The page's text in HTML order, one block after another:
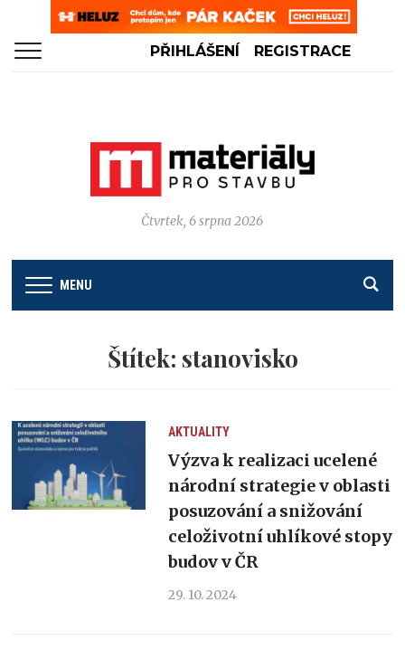
PŘIHLÁŠENÍ REGISTRACE
Čtvrtek, 6 srpna 2026
MENU
Štítek: stanovisko
AKTUALITY
Výzva k realizaci ucelené
národní strategie v oblasti
posuzování a snižování
celoživotní uhlíkové stopy
budov v ČR
29. 10. 2024